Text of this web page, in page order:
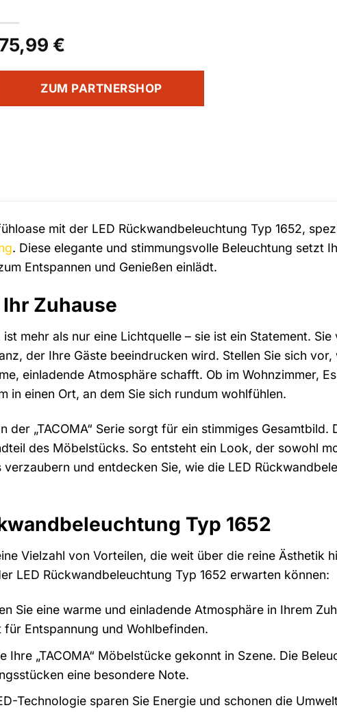
75,99 €
ZUM PARTNERSHOP
mit der LED Rückwandbeleuchtung Typ 1652,
. Diese elegante und stimmungsvolle Beleuchtung setzt
Entspannen und Genießen einlädt.
Zuhause
mehr als nur eine Lichtquelle – sie ist ein Statement. Sie
der Ihre Gäste beeindrucken wird. Stellen Sie sich
einladende Atmosphäre schafft. Ob im Wohnzimmer,
in einen Ort, an dem Sie sich rundum wohlfühlen.
der „TACOMA“ Serie sorgt für ein stimmiges
des Möbelstücks. So entsteht ein Look, der sowohl
und entdecken Sie, wie die LED
Typ 1652
Vielzahl von Vorteilen, die weit über die reine Ästhetik
LED Rückwandbeleuchtung Typ 1652 erwarten können:
Sie eine warme und einladende Atmosphäre in Ihrem
Entspannung und Wohlbefinden.
Ihre „TACOMA“ Möbelstücke gekonnt in Szene. Die
eine besondere Note.
Technologie sparen Sie Energie und schonen die